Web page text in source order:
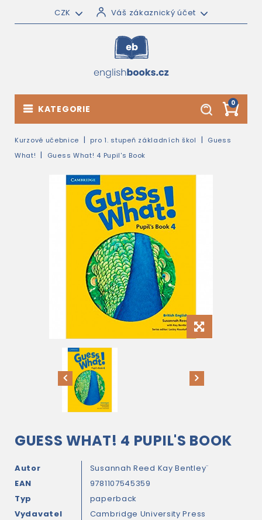
CZK Váš zákaznický účet
0
KATEGORIE
Kurzové učebnice pro 1. stupeň základních škol
Guess
What!
Guess What! 4 Pupil's Book
GUESS WHAT! 4 PUPIL'S BOOK
Autor Susannah Reed Kay Bentley¨
EAN
9781107545359
Typ
paperback
Vydavatel
Cambridge University Press